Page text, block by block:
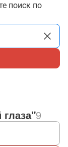
поиск по
9